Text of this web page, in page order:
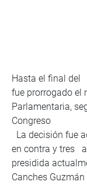
Hasta el final del
fue prorrogado el
Parlamentaria,
Congreso
La decisión fue
en contra y tres
presidida
Canches